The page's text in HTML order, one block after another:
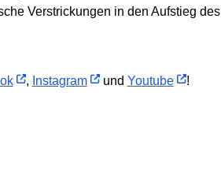
Verstrickungen in den Aufstieg des
, Instagram und Youtube !